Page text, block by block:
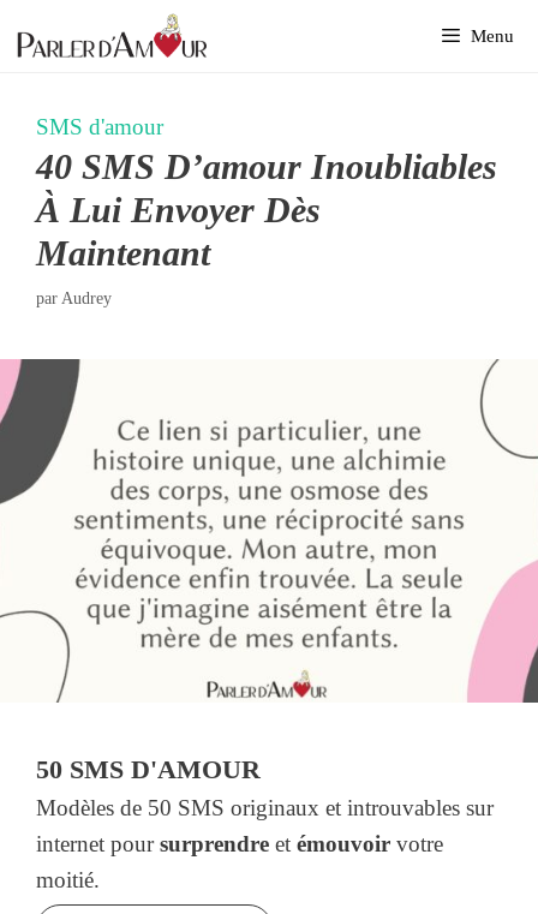
au
Menu
SMS d'amour
40 SMS D’amour Inoubliables
À Lui Envoyer Dès
Maintenant
par Audrey
50 SMS D'AMOUR
Modèles de 50 SMS originaux et introuvables sur
internet poursurprendre et émouvoir votre
moitié.